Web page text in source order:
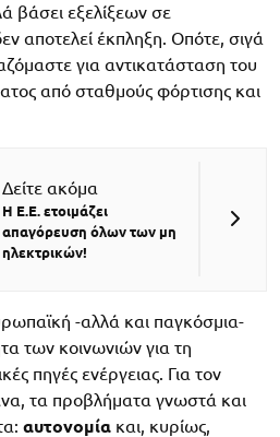
βάσει εξελίξεων σε
αποτελεί έκπληξη. Οπότε, σιγά
για αντικατάσταση του
από σταθμούς φόρτισης και
Δείτε ακόμα
Η Ε.Ε. ετοιμάζει
απαγόρευση όλων των μη
ηλεκτρικών!
-αλλά και παγκόσμια-
των κοινωνιών για τη
πηγές ενέργειας. Για τον
τα προβλήματα γνωστά και
αυτονομία και, κυρίως,